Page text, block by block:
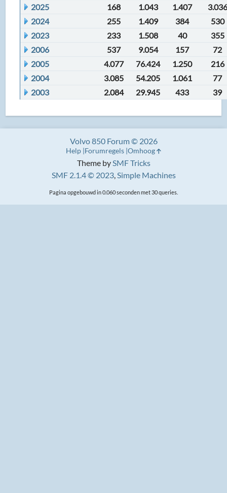
2025
168 1.043 1.407
3.036
2024
255 1.409 384
530
2023
233 1.508 40
355
2006
537 9.054 157
72
2005
4.077 76.424 1.250
216
2004
3.085 54.205 1.061
77
2003
2.084 29.945 433 39
Theme bySMF Tricks
SMF 2.1.4 © 2023,Simple Machines
Volvo 850 Forum © 2026
Help Forumregels Omhoog
Pagina opgebouwd in 0.060 seconden met 30 queries.